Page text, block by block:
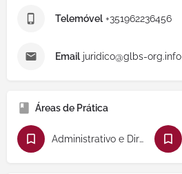
Telemóvel+351962236456
Emailjuridico@glbs-org.info
Áreas de Prática
Administrativo e Direito Público